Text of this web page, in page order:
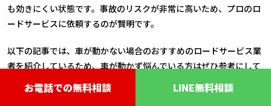
も効きにくい状態です。事故のリスクが非常に高いため、プロのロ
ードサービスに依頼するのが賢明です。
以下の記事では、車が動かない場合のおすすめのロードサービス業
者を紹介しているため、車が動かず悩んでいる方はぜひ参考にして
みてください
お電話での無料相談 LINE無料相談